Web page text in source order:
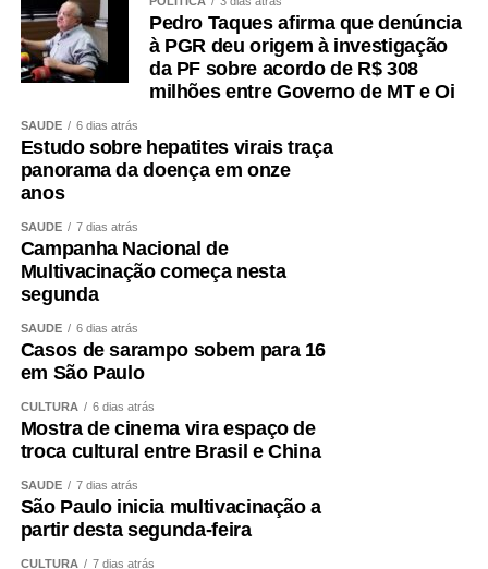
Pedro Taques afirma que denúncia
à PGR deu origem à investigação
da PF sobre acordo de R$ 308
milhões entre Governo de MT e Oi
SAÚDE 6 dias atrás
Estudo sobre hepatites virais traça
panorama da doença em onze
anos
SAÚDE 7 dias atrás
Campanha Nacional de
Multivacinação começa nesta
segunda
SAÚDE 6 dias atrás
Casos de sarampo sobem para 16
em São Paulo
CULTURA 6 dias atrás
Mostra de cinema vira espaço de
troca cultural entre Brasil e China
SAÚDE 7 dias atrás
São Paulo inicia multivacinação a
partir desta segunda-feira
CULTURA 7 dias atrás